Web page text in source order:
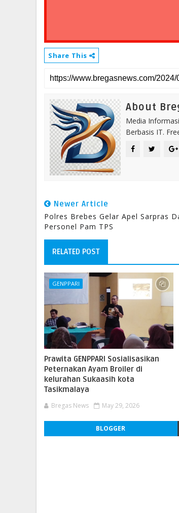
Share This
About
Media
Berbasis IT.
Newer Article
Polres Brebes Gelar Apel Sarpras
Personel Pam TPS
RELATED POST
GENPPARI
Prawita GENPPARI Sosialisasikan
Peternakan Ayam Broiler di
kelurahan Sukaasih kota
Tasikmalaya
Bregas News May 29, 2026
BLOGGER